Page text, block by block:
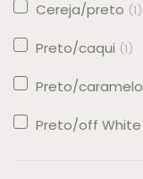
Cereja/preto (1)
Preto/caqui (1)
Preto/caramelo
Preto/off White